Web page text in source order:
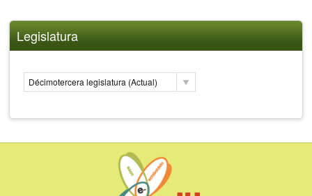
Legislatura
Décimotercera legislatura (Actual)